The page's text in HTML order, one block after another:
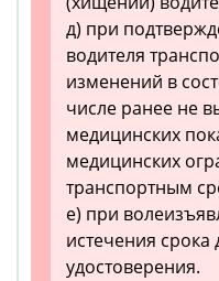
д) при
водителя
изменений в
числе ранее не
медицинских
медицинских
транспортным
е) при
истечения срока
удостоверения.